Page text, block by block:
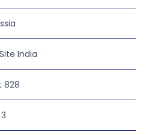
India
828